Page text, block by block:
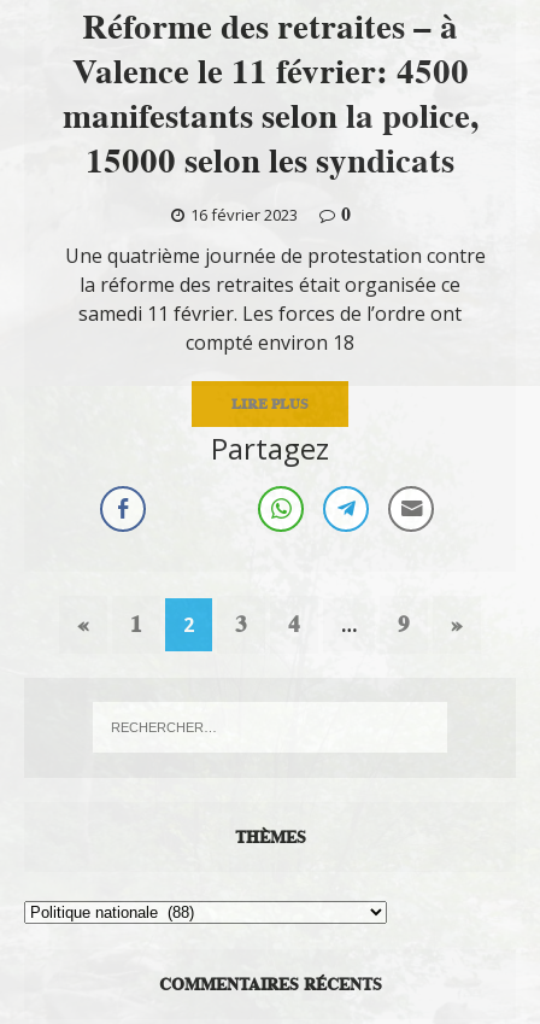
Réforme des retraites – à
Valence le 11 février: 4500
manifestants selon la police,
15000 selon les syndicats
16 février 2023
0
Une quatrième journée de protestation contre
la réforme des retraites était organisée ce
samedi 11 février. Les forces de l’ordre ont
compté environ 18
LIRE PLUS
Partagez
« 1 2 3 4 … 9 »
THÈMES
Thèmes
COMMENTAIRES RÉCENTS